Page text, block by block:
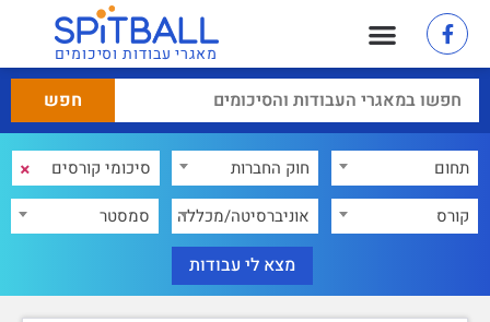
מאגרי עבודות וסיכומים
תחום חוק החברות ×
קורס אוניברסיטה/מכללה סמסטר